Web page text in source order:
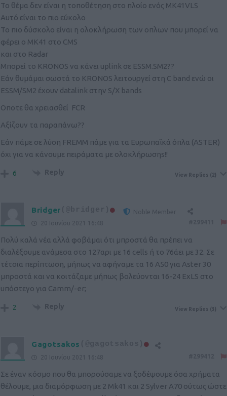
Το θέμα δεν είναι η τοποθέτηση στο πλοίο ενός MK41VLS
Αυτό είναι το πιο εύκολο
Το πιο δύσκολο είναι η ολοκλήρωση των οπλων που μπορεί να
φέρει ο MK41 στο CMS
και στο Radar
Μπορεί το KRONOS να κάνει uplink σε ESSM.SM2??
Εάν θυμάμαι σωστά το KRONOS λειτουργεί στη C band ενώ οι
ESSM/SM2 έχουν datalink στην S/X bands
Οποτε θα χρειασθεί FCR
Αξίζουν τα παραπάνω??
Εάν πάμε σε λύση FREMM πάμε για τα Ευρωπαϊκά όπλα (ASTER)
όχι για να κάνουμε πειράματα με ολοκλήρωσηs!!
6 Reply View Replies (2)
Bridger
Noble Member
20 Ιουνίου 2021 16:48
Πολύ καλά νέα αλλά φοβάμαι ότι μπροστά θα πρέπει να
διαλέξουμε ανάμεσα στο 127αρι με 16 cells ή το 76άει με 32. Σε
τέτοια περίπτωση, μήπως να αφήναμε τα 16 Α50 για Aster 30
μπροστά και να κοιτάζαμε μήπως βολεύονται 16-24 ExLS στο
υπόστεγο για Camm/-er;
2 Reply View Replies (3)
Gagotsakos (@gagotsakos)
20 Ιουνίου 2021 16:48
Σε έναν κόσμο που θα μπορούσαμε να ξοδέψουμε όσα χρήματα
θέλουμε, μια διαμόρφωση με 2 Mk41 και 2 Sylver A70 ούτως ώστε